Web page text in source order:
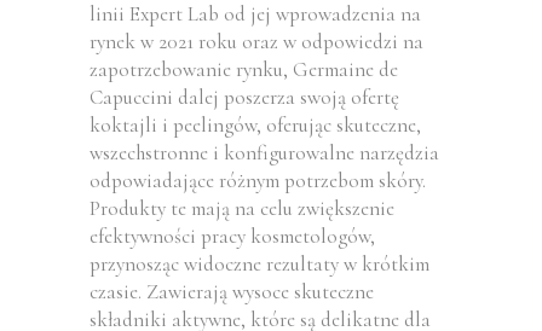
linii Expert Lab od jej wprowadzenia na
rynek w 2021 roku oraz w odpowiedzi na
zapotrzebowanie rynku, Germaine de
Capuccini dalej poszerza swoją ofertę
koktajli i peelingów, oferując skuteczne,
wszechstronne i konfigurowalne narzędzia
odpowiadające różnym potrzebom skóry.
Produkty te mają na celu zwiększenie
efektywności pracy kosmetologów,
przynosząc widoczne rezultaty w krótkim
czasie. Zawierają wysoce skuteczne
składniki aktywne, które są delikatne dla